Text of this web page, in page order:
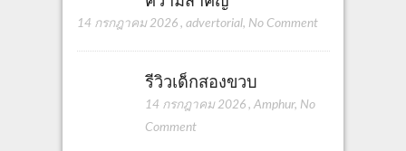
14 กรกฎาคม 2026 , advertorial, No Comment
รีวิวเด็กสองขวบ
14 กรกฎาคม 2026 , Amphur, No
Comment